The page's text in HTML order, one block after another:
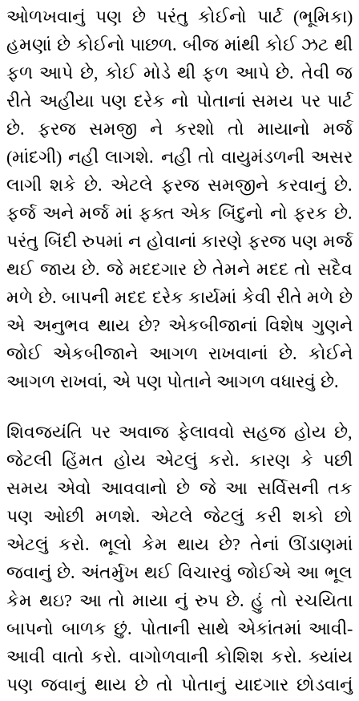
ઓળખવાનું પણ છે પરંતુ કોઈનો પાર્ટ (ભૂમિકા)
હમણાં છે કોઈનો પાછળ. બીજ માંથી કોઈ ઝટ થી
ફળ આપે છે, કોઈ મોડે થી ફળ આપે છે. તેવી જ
રીતે અહીંયા પણ દરેક નો પોતાનાં સમય પર પાર્ટ
છે. ફરજ સમજી ને કરશો તો માયાનો મર્જ
(માંદગી) નહીં લાગશે. નહીં તો વાયુમંડળની અસર
લાગી શકે છે. એટલે ફરજ સમજીને કરવાનું છે.
ફર્જ અને મર્જ માં ફક્ત એક બિંદુનો નો ફરક છે.
પરંતુ બિંદી રુપમાં ન હોવાનાં કારણે ફરજ પણ મર્જ
થઈ જાય છે. જે મદદગાર છે તેમને મદદ તો સદૈવ
મળે છે. બાપની મદદ દરેક કાર્યમાં કેવી રીતે મળે છે
એ અનુભવ થાય છે? એકબીજાનાં વિશેષ ગુણને
જોઈ એકબીજાને આગળ રાખવાનાં છે. કોઈને
આગળ રાખવાં, એ પણ પોતાને આગળ વધારવું છે.
શિવજયંતિ પર અવાજ ફેલાવવો સહજ હોય છે,
જેટલી હિંમત હોય એટલું કરો. કારણ કે પછી
સમય એવો આવવાનો છે જે આ સર્વિસની તક
પણ ઓછી મળશે. એટલે જેટલું કરી શકો છો
એટલું કરો. ભૂલો કેમ થાય છે? તેનાં ઊંડાણમાં
જવાનું છે. અંતર્મુખ થઈ વિચારવું જોઈએ આ ભૂલ
કેમ થઇ? આ તો માયા નું રુપ છે. હું તો રચયિતા
બાપનો બાળક છું. પોતાની સાથે એકાંતમાં આવી-
આવી વાતો કરો. વાગોળવાની કોશિશ કરો. ક્યાંય
પણ જવાનું થાય છે તો પોતાનું યાદગાર છોડવાનું